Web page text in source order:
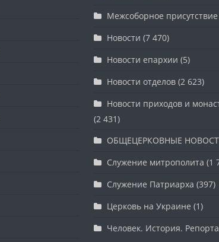
Межсоборное присутствие
Новости (7 470)
Новости епархии (5)
Новости отделов(2 623)
Новости приходов и
(2 431)
ОБЩЕЦЕРКОВНЫЕ
Служение митрополита (1
Служение Патриарха (397)
Церковь на Украине (1)
Человек. История.